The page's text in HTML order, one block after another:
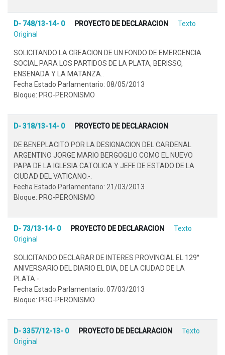
D- 748/13-14- 0 PROYECTO DE DECLARACION
Texto
Original
SOLICITANDO LA CREACION DE UN FONDO DE EMERGENCIA
SOCIAL PARA LOS PARTIDOS DE LA PLATA, BERISSO,
ENSENADA Y LA MATANZA..
Fecha Estado Parlamentario: 08/05/2013
Bloque: PRO-PERONISMO
D- 318/13-14- 0 PROYECTO DE DECLARACION
DE BENEPLACITO POR LA DESIGNACION DEL CARDENAL
ARGENTINO JORGE MARIO BERGOGLIO COMO EL NUEVO
PAPA DE LA IGLESIA CATOLICA Y JEFE DE ESTADO DE LA
CIUDAD DEL VATICANO.-.
Fecha Estado Parlamentario: 21/03/2013
Bloque: PRO-PERONISMO
D- 73/13-14- 0 PROYECTO DE DECLARACION
Texto
Original
SOLICITANDO DECLARAR DE INTERES PROVINCIAL EL 129°
ANIVERSARIO DEL DIARIO EL DIA, DE LA CIUDAD DE LA
PLATA.-.
Fecha Estado Parlamentario: 07/03/2013
Bloque: PRO-PERONISMO
D- 3357/12-13- 0 PROYECTO DE DECLARACION
Texto
Original